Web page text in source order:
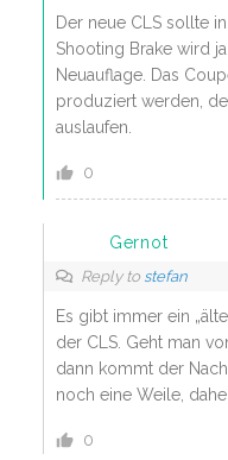
Der neue CLS sollte
Shooting Brake wird
Neuauflage. Das
produziert werden,
auslaufen.
0
Gernot
Reply to stefan
Es gibt immer ein
der CLS. Geht man
dann kommt der
noch eine Weile,
0